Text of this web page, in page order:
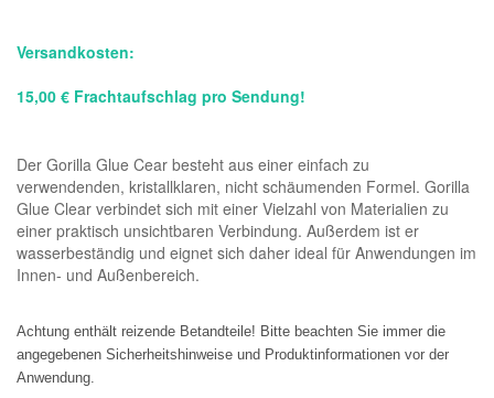
Versandkosten:
15,00 € Frachtaufschlag pro Sendung!
Der Gorilla Glue Cear besteht aus einer einfach zu
verwendenden, kristallklaren, nicht schäumenden Formel. Gorilla
Glue Clear verbindet sich mit einer Vielzahl von Materialien zu
einer praktisch unsichtbaren Verbindung. Außerdem ist er
wasserbeständig und eignet sich daher ideal für Anwendungen im
Innen- und Außenbereich.
Achtung enthält reizende Betandteile! Bitte beachten Sie immer die
angegebenen Sicherheitshinweise und Produktinformationen vor der
Anwendung.